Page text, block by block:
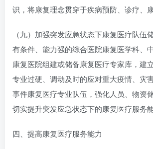
识，将康复理念贯穿于疾病预防、诊疗、
（九）加强突发应急状态下康复医疗队伍
有条件、能力强的综合医院康复医学科、
康复医院组建或储备康复医疗专家库，建
专业过硬、调动及时的应对重大疫情、灾
事件康复医疗专业队伍，强化人员、物资
切实提升突发应急状态下的康复医疗服务能
四、提高康复医疗服务能力